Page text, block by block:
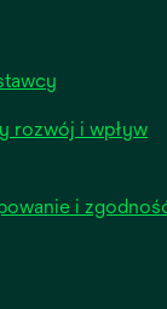
rozwój i wpływ
i